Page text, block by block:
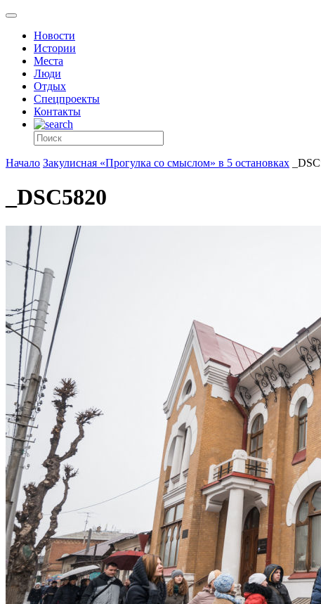
Новости
Истории
Места
Люди
Отдых
Спецпроекты
Контакты
Начало Закулисная «Прогулка со смыслом» в 5 остановках
_DSC5820